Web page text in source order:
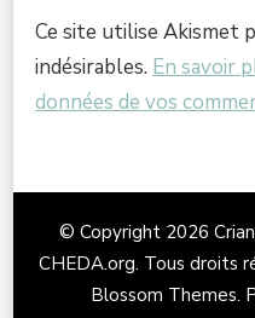
Ce site utilise Akismet
indésirables. En savoir
données de vos
© Copyright 2026
CHEDA.org. Tous droits
Blossom Themes.